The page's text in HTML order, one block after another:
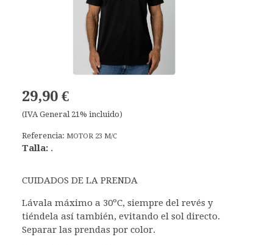
29,90 €
(IVA General 21% incluido)
Referencia: MOTOR 23 M/C
Talla: .
CUIDADOS DE LA PRENDA
Lávala máximo a 30ºC, siempre del revés y
tiéndela así también, evitando el sol directo.
Separar las prendas por color.